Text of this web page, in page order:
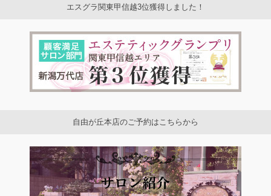
エスグラ関東甲信越3位獲得しました！
自由が丘本店のご予約はこちらから